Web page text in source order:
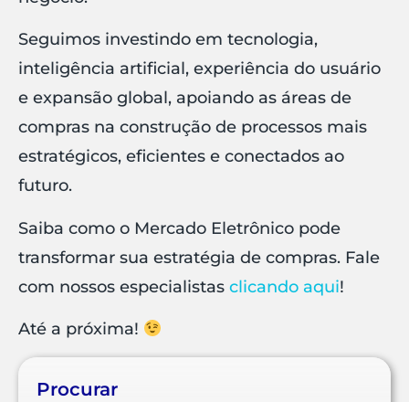
Seguimos investindo em tecnologia,
inteligência artificial, experiência do usuário
e expansão global, apoiando as áreas de
compras na construção de processos mais
estratégicos, eficientes e conectados ao
futuro.
Saiba como o Mercado Eletrônico pode
transformar sua estratégia de compras. Fale
com nossos especialistas clicando aqui!
Até a próxima!
Procurar